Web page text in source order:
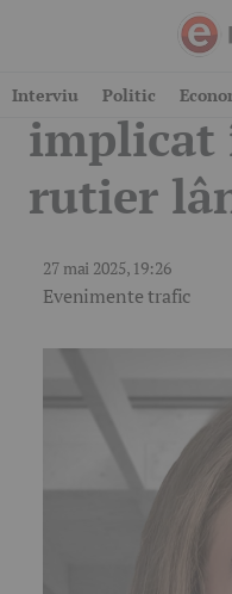
Interviu Politic
Bolid
implicat
rutier
27 mai 2025, 19:26
Evenimente trafic